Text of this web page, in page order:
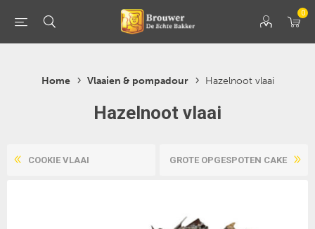
0
Home Vlaaien & pompadour Hazelnoot vlaai
Hazelnoot vlaai
COOKIE VLAAI GROTE OPGESPOTEN CAKE